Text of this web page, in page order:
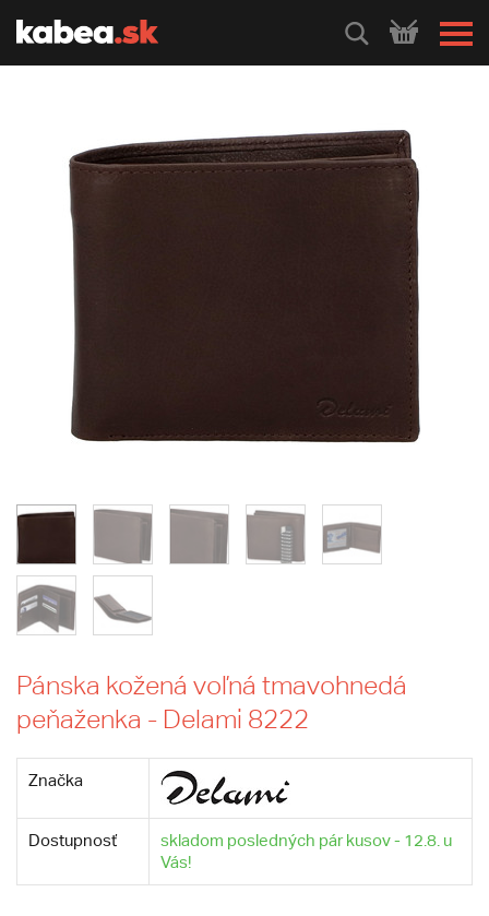
HLEDEJ
Pánska kožená voľná tmavohnedá
peňaženka - Delami 8222
Značka
Dostupnosť
skladom posledných pár kusov - 12.8. u
Vás!